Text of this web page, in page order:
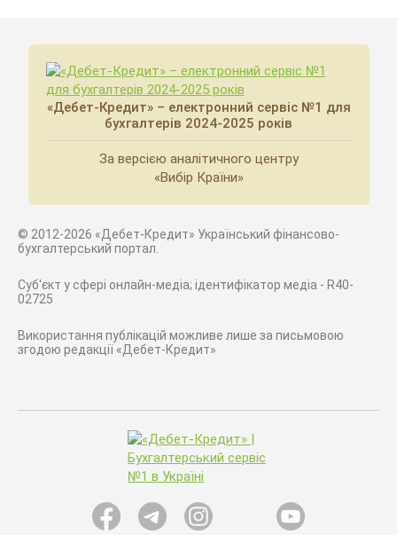
«Дебет-Кредит» – електронний сервіс №1 для
бухгалтерів 2024-2025 років
За версією аналітичного центру
«Вибір Країни»
© 2012-2026 «Дебет-Кредит» Український фінансово-
бухгалтерський портал.
Суб'єкт у сфері онлайн-медіа; ідентифікатор медіа - R40-
02725
Використання публікацій можливе лише за письмовою
згодою редакції «Дебет-Кредит»